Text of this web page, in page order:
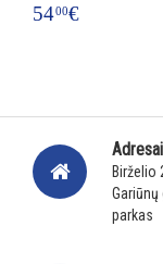
5400€
Birželio
parkas